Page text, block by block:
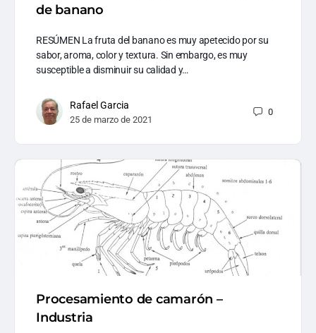
de banano
RESÚMEN La fruta del banano es muy apetecido por su
sabor, aroma, color y textura. Sin embargo, es muy
susceptible a disminuir su calidad y…
Rafael Garcia
25 de marzo de 2021
0
Procesamiento de camarón –
Industria